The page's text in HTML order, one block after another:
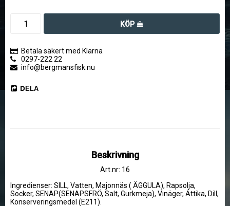
KÖP
Betala säkert med Klarna
0297-222 22
info@bergmansfisk.nu
DELA
Beskrivning
Art.nr: 16
Ingredienser: SILL, Vatten, Majonnäs ( ÄGGULA), Rapsolja,
Socker, SENAP(SENAPSFRÖ, Salt, Gurkmeja), Vinäger, Ättika, Dill,
Konserveringsmedel (E211).